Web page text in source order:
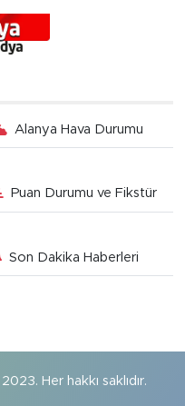
Alanya Hava Durumu
Puan Durumu ve Fikstür
Son Dakika Haberleri
Her hakkı saklıdır.